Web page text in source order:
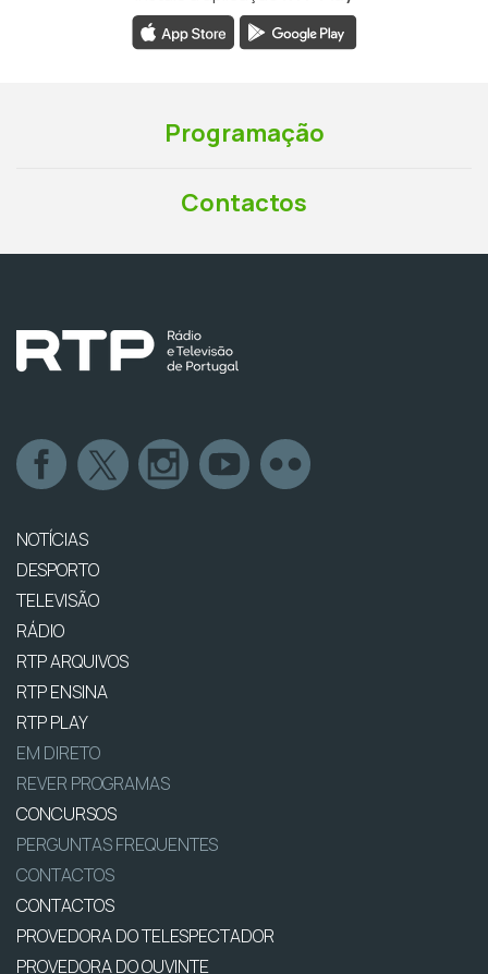
Programação
Contactos
NOTÍCIAS
DESPORTO
TELEVISÃO
RÁDIO
RTP ARQUIVOS
RTP ENSINA
RTP PLAY
EM DIRETO
REVER PROGRAMAS
CONCURSOS
PERGUNTAS FREQUENTES
CONTACTOS
CONTACTOS
PROVEDORA DO TELESPECTADOR
PROVEDORA DO OUVINTE